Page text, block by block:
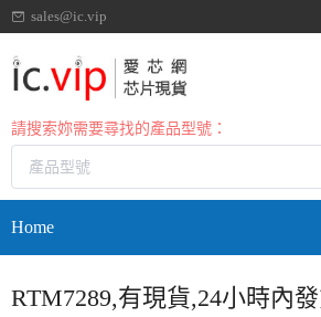
sales@ic.vip
請搜索妳需要尋找的產品型號：
Home
RTM7289,有現貨,24小時內